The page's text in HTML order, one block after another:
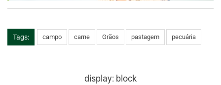
Tags: campo carne Grãos pastagem pecuária
display: block